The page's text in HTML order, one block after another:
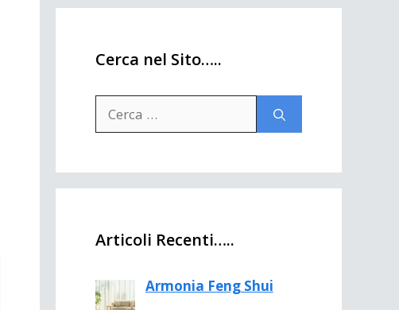
Cerca nel Sito…..
per:
Articoli Recenti…..
Armonia Feng Shui